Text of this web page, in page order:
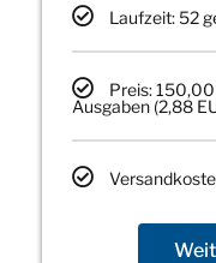
Laufzeit: 52
Preis:
Ausgaben (2,88